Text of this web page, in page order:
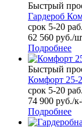
Быстрый
Гардероб
срок 5-20
62 560 руб./
Подробнее
Быстрый
Комфорт 25-
срок 5-20
74 900 руб./
Подробнее